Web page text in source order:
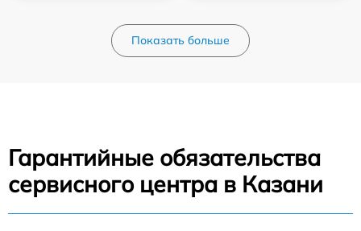
Показать больше
Гарантийные обязательства
сервисного центра в Казани